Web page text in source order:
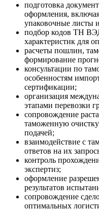
подготовка
оформления,
упаковочные листы
подбор кодов ТН
характеристик для
расчеты пошлин,
формирование
консультации по
особенностям
сертификации;
организация
этапами перевозки
сопровождение
таможенную
подачей;
взаимодействие с
ответов на их
контроль
экспертиз;
оформление
результатов
сопровождение
оптимальных